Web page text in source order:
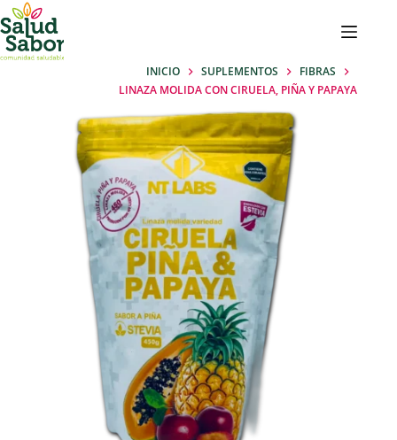
Saltar
al
contenido
INICIO SUPLEMENTOS
FIBRAS
LINAZA MOLIDA CON CIRUELA, PIÑA Y PAPAYA